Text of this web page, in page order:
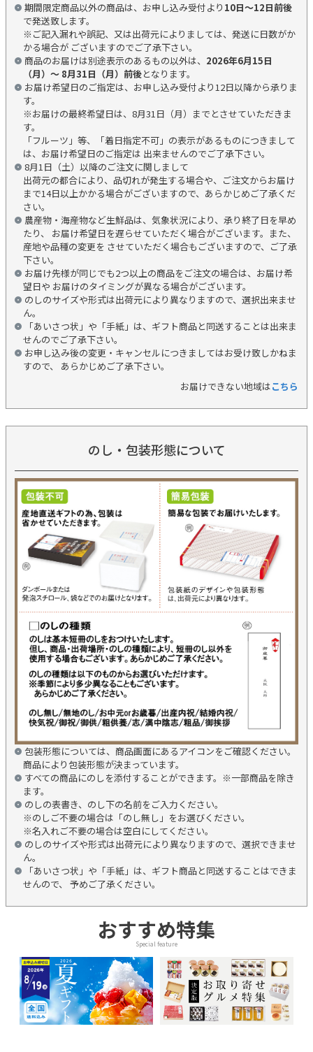
期間限定商品以外の商品は、お申し込み受付より 10日～12日前後
で発送致します。
※ご記入漏れや誤記、又は出荷元によりましては、発送に日数がか
かる場合が ございますのでご了承下さい。
商品のお届けは別途表示のあるもの以外は、 2026年6月15日
（月）～ 8月31日（月）前後となります。
お届け希望日のご指定は、お申し込み受付より12日以降から承りま
す。
※お届けの最終希望日は、8月31日（月）までとさせていただきま
す。
「フルーツ」等、「着日指定不可」の表示があるものにつきまして
は、お届け希望日のご指定は 出来ませんのでご了承下さい。
8月1日（土）以降のご注文に関しまして
出荷元の都合により、品切れが発生する場合や、ご注文からお届け
まで14日以上かかる場合がございますので、あらかじめご了承くだ
さい。
農産物・海産物など生鮮品は、気象状況により、承り終了日を早め
たり、 お届け希望日を遅らせていただく場合がございます。また、
産地や品種の変更を させていただく場合もございますので、ご了承
下さい。
お届け先様が同じでも2つ以上の商品をご注文の場合は、お届け希
望日や お届けのタイミングが異なる場合がございます。
のしのサイズや形式は出荷元により異なりますので、選択出来ませ
ん。
「あいさつ状」や「手紙」は、ギフト商品と同送することは出来ま
せんのでご了承下さい。
お申し込み後の変更・キャンセルにつきましてはお受け致しかねま
すので、 あらかじめご了承下さい。
お届けできない地域はこちら
のし・包装形態について
包装形態については、商品画面にあるアイコンをご確認ください。
商品により包装形態が決まっています。
すべての商品にのしを添付することができます。※一部商品を除き
ます。
のしの表書き、のし下の名前をご入力ください。
※のしご不要の場合は「のし無し」をお選びください。
※名入れご不要の場合は空白にしてください。
のしのサイズや形式は出荷元により異なりますので、選択できませ
ん。
「あいさつ状」や「手紙」は、ギフト商品と同送することはできま
せんので、 予めご了承ください。
おすすめ特集
Special feature